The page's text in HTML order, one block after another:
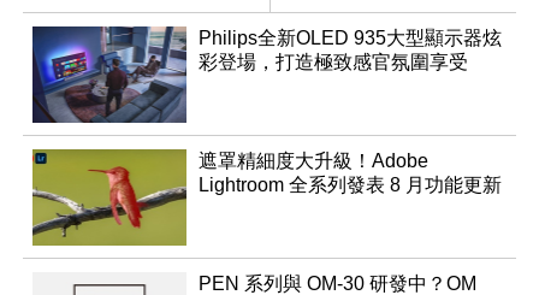
Philips全新OLED 935大型顯示器炫
彩登場，打造極致感官氛圍享受
遮罩精細度大升級！Adobe
Lightroom 全系列發表 8 月功能更新
PEN 系列與 OM-30 研發中？OM